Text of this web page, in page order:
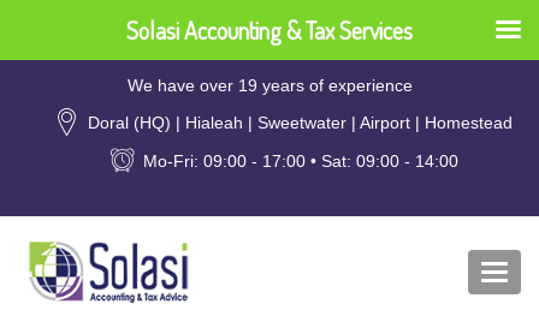
We have over 19 years of experience
Doral (HQ) | Hialeah | Sweetwater | Airport | Homestead
Mo-Fri: 09:00 - 17:00 • Sat: 09:00 - 14:00
Solasi Accounting & Tax Services